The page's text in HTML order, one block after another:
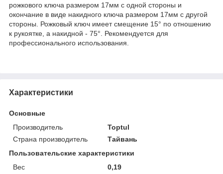
рожкового ключа размером 17мм с одной стороны и
окончание в виде накидного ключа размером 17мм с другой
стороны. Рожковый ключ имеет смещение 15° по отношению
к рукоятке, а накидной - 75°. Рекомендуется для
профессионального использования.
Характеристики
Основные
Производитель
Toptul
Страна производитель
Тайвань
Пользовательские характеристики
Вес
0,19